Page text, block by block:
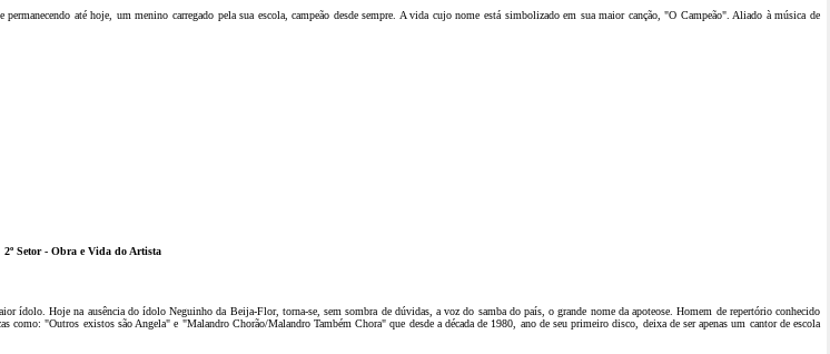
até hoje, um menino carregado pela sua escola, campeão desde sempre. A vida cujo nome está simbolizado em sua maior canção, "O Campeão". Aliado à música de
2º Setor - Obra e Vida do Artista
ídolo. Hoje na ausência do ídolo Neguinho da Beija-Flor, torna-se, sem sombra de dúvidas, a voz do samba do país, o grande nome da apoteose. Homem de repertório conhecido
"Outros existos são Angela" e "Malandro Chorão/Malandro Também Chora" que desde a década de 1980, ano de seu primeiro disco, deixa de ser apenas um cantor de escola